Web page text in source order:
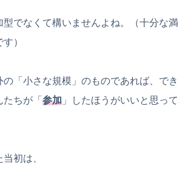
型でなくて構いませんよね。（十分な満
）
の「小さな規模」のものであれば、でき
ちが「 参加 」したほうがいいと思って
初は、